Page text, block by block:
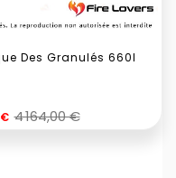
Des Granulés 660l
4 164,00 €Prix